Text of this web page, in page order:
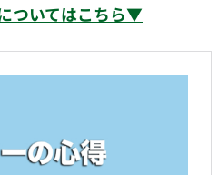
ついてはこちら▼